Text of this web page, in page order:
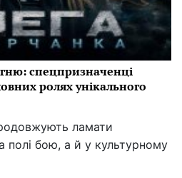
спецпризначенці
ролях унікального
ламати
полі бою, а й у культурному